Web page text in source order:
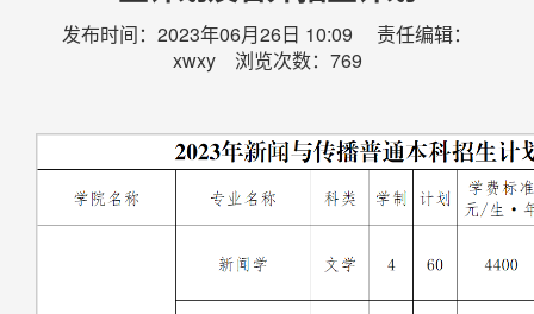
发布时间：2023年06月26日 10:09 责任编辑：
xwxy 浏览次数： 769